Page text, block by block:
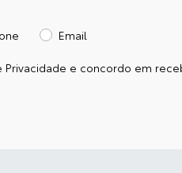
Email
Privacidade e concordo em